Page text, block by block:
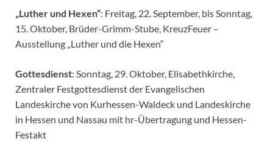
„Luther und Hexen“: Freitag, 22. September, bis Sonntag,
15. Oktober, Brüder-Grimm-Stube, KreuzFeuer –
Ausstellung „Luther und die Hexen“
Gottesdienst: Sonntag, 29. Oktober, Elisabethkirche,
Zentraler Festgottesdienst der Evangelischen
Landeskirche von Kurhessen-Waldeck und Landeskirche
in Hessen und Nassau mit hr-Übertragung und Hessen-
Festakt